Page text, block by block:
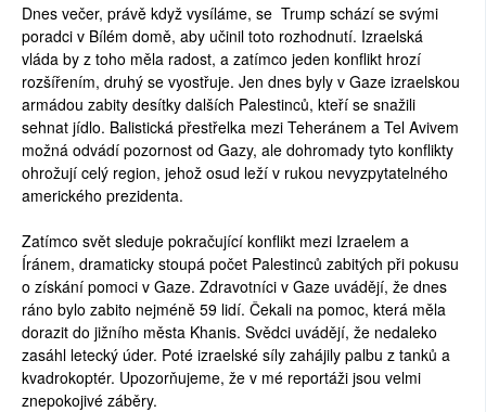
Dnes večer, právě když vysíláme, se Trump schází se svými
poradci v Bílém domě, aby učinil toto rozhodnutí. Izraelská
vláda by z toho měla radost, a zatímco jeden konflikt hrozí
rozšířením, druhý se vyostřuje. Jen dnes byly v Gaze izraelskou
armádou zabity desítky dalších Palestinců, kteří se snažili
sehnat jídlo. Balistická přestřelka mezi Teheránem a Tel Avivem
možná odvádí pozornost od Gazy, ale dohromady tyto konflikty
ohrožují celý region, jehož osud leží v rukou nevyzpytatelného
amerického prezidenta.
Zatímco svět sleduje pokračující konflikt mezi Izraelem a
Íránem, dramaticky stoupá počet Palestinců zabitých při pokusu
o získání pomoci v Gaze. Zdravotníci v Gaze uvádějí, že dnes
ráno bylo zabito nejméně 59 lidí. Čekali na pomoc, která měla
dorazit do jižního města Khanis. Svědci uvádějí, že nedaleko
zasáhl letecký úder. Poté izraelské síly zahájily palbu z tanků a
kvadrokoptér. Upozorňujeme, že v mé reportáži jsou velmi
znepokojivé záběry.